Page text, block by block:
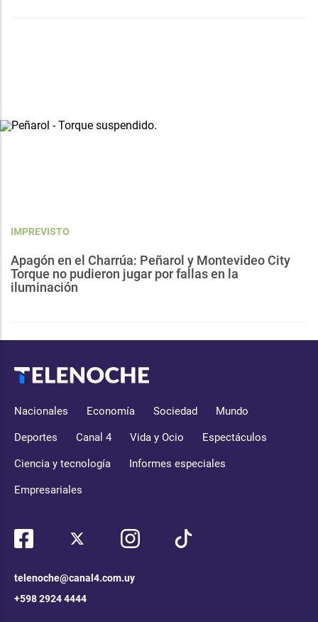
IMPREVISTO
Apagón en el Charrúa: Peñarol y Montevideo City
Torque no pudieron jugar por fallas en la
iluminación
Nacionales Economía Sociedad Mundo
Deportes Canal 4 Vida y Ocio Espectáculos
Ciencia y tecnología Informes especiales
Empresariales
telenoche@canal4.com.uy
+598 2924 4444